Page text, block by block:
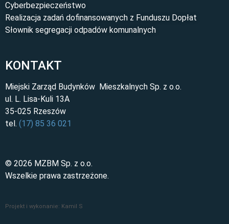
KONTAKT
Miejski Zarząd Budynków Mieszkalnych Sp. z o.o.
ul. L. Lisa-Kuli 13A
35-025 Rzeszów
tel. (17) 85 36 021
© 2026 MZBM Sp. z o.o.
Wszelkie prawa zastrzeżone.
Projekt i wykonanie: Kamil S
Cyberbezpieczeństwo
Realizacja zadań dofinansowanych z Funduszu Dopłat
Słownik segregacji odpadów komunalnych